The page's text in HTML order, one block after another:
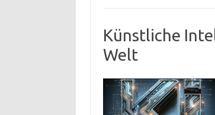
Künstliche
Welt